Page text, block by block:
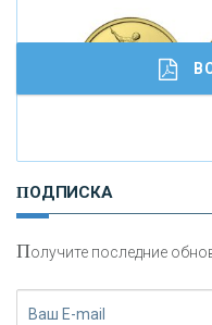
И
сохранения и
ПОДПИСКА
Получите последние